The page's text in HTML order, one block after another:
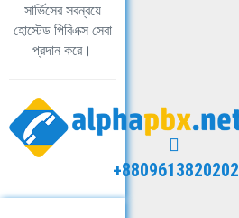
সার্ভিসের সবন্বয়ে
হোস্টেড পিবিএক্স সেবা
প্রদান করে।
+8809613820202